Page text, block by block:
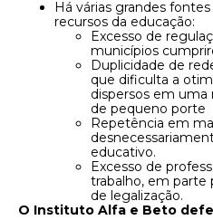
Há várias grandes
recursos da educação:
Excesso de
municípios
Duplicidade de
que dificulta a
dispersos em uma
de pequeno porte
Repetência em
educativo.
Excesso de
trabalho, em parte
de legalização.
O Instituto Alfa e Beto